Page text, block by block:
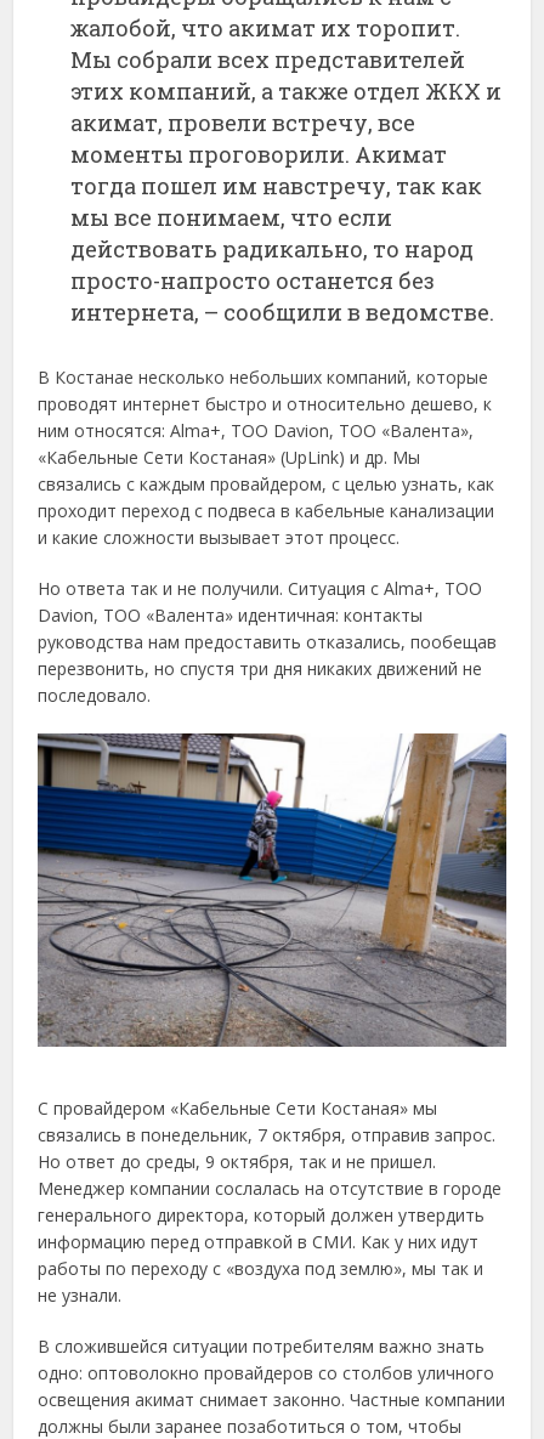
жалобой, что акимат их торопит.
Мы собрали всех представителей
этих компаний, а также отдел ЖКХ и
акимат, провели встречу, все
моменты проговорили. Акимат
тогда пошел им навстречу, так как
мы все понимаем, что если
действовать радикально, то народ
просто-напросто останется без
интернета, – сообщили в ведомстве.
В Костанае несколько небольших компаний, которые
проводят интернет быстро и относительно дешево, к
ним относятся: Alma+, ТОО Davion, ТОО «Валента»,
«Кабельные Сети Костаная» (UpLink) и др. Мы
связались с каждым провайдером, с целью узнать, как
проходит переход с подвеса в кабельные канализации
и какие сложности вызывает этот процесс.
Но ответа так и не получили. Ситуация с Alma+, ТОО
Davion, ТОО «Валента» идентичная: контакты
руководства нам предоставить отказались, пообещав
перезвонить, но спустя три дня никаких движений не
последовало.
С провайдером «Кабельные Сети Костаная» мы
связались в понедельник, 7 октября, отправив запрос.
Но ответ до среды, 9 октября, так и не пришел.
Менеджер компании сослалась на отсутствие в городе
генерального директора, который должен утвердить
информацию перед отправкой в СМИ. Как у них идут
работы по переходу с «воздуха под землю», мы так и
не узнали.
В сложившейся ситуации потребителям важно знать
одно: оптоволокно провайдеров со столбов уличного
освещения акимат снимает законно. Частные компании
должны были заранее позаботиться о том, чтобы